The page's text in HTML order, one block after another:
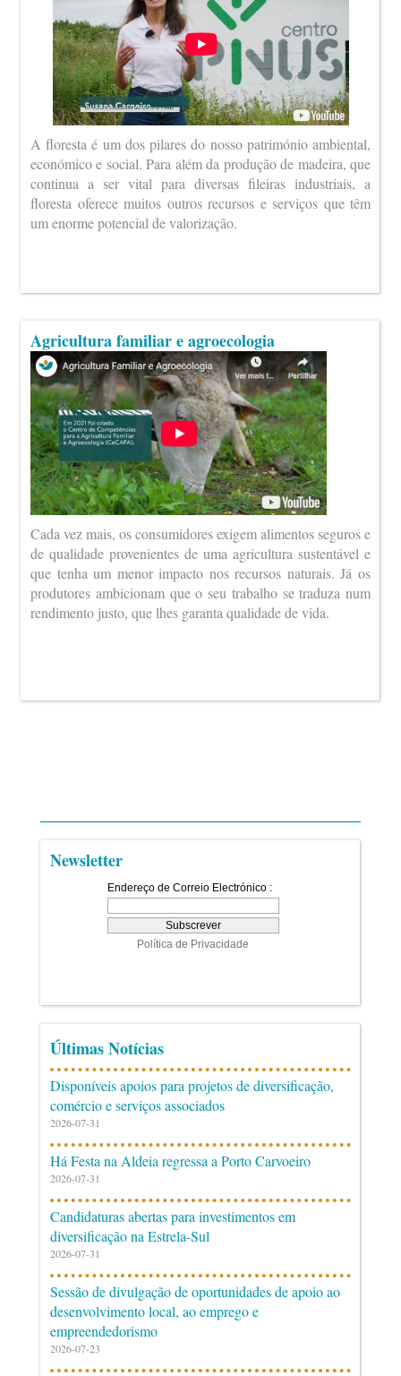
A floresta é um dos pilares do nosso património ambiental,
económico e social. Para além da produção de madeira, que
continua a ser vital para diversas fileiras industriais, a
floresta oferece muitos outros recursos e serviços que têm
um enorme potencial de valorização.
Agricultura familiar e agroecologia
Cada vez mais, os consumidores exigem alimentos seguros e
de qualidade provenientes de uma agricultura sustentável e
que tenha um menor impacto nos recursos naturais. Já os
produtores ambicionam que o seu trabalho se traduza num
rendimento justo, que lhes garanta qualidade de vida.
Newsletter
Últimas Notícias
Disponíveis apoios para projetos de diversificação,
comércio e serviços associados
2026-07-31
Há Festa na Aldeia regressa a Porto Carvoeiro
2026-07-31
Candidaturas abertas para investimentos em
diversificação na Estrela-Sul
2026-07-31
Sessão de divulgação de oportunidades de apoio ao
desenvolvimento local, ao emprego e
empreendedorismo
2026-07-23